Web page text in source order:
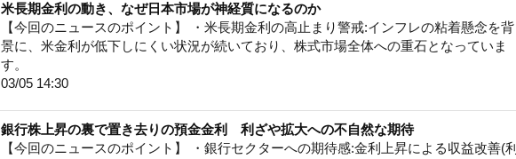
米長期金利の動き、なぜ日本市場が神経質になるのか
【今回のニュースのポイント】 ・米長期金利の高止まり警戒:インフレの粘着懸念を背
景に、米金利が低下しにくい状況が続いており、株式市場全体への重石となっていま
す。
03/05 14:30
銀行株上昇の裏で置き去りの預金金利 利ざや拡大への不自然な期待
【今回のニュースのポイント】 ・銀行セクターへの期待感:金利上昇による収益改善(利